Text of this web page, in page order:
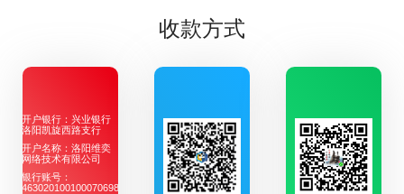
收款方式
开户银行：兴业银行
洛阳凯旋西路支行
开户名称：洛阳维奕
网络技术有限公司
银行账号：
463020100100070698